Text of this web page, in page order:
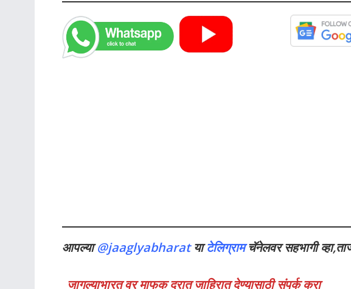
आपल्या@jaaglyabharatयाटेलिग्रामचॅनेलवर सहभागी
जागल्याभारत वर माफक दरात जाहिरात देण्यासाठी संपर्क करा